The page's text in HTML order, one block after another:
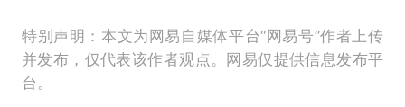
特别声明：本文为网易自媒体平台“网易号”作者上传
并发布，仅代表该作者观点。网易仅提供信息发布平
台。